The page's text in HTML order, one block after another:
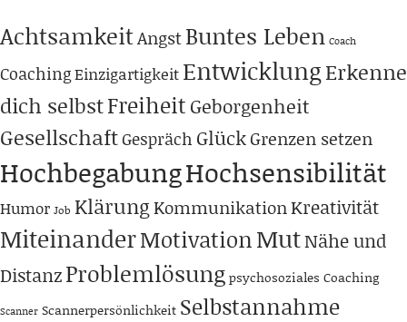
AchtsamkeitAngstBuntes Leben Coach
CoachingEinzigartigkeit EntwicklungErkenne
dich selbstFreiheit Geborgenheit
GesellschaftGespräch GlückGrenzen setzen
HochbegabungHochsensibilität
Humor Job KlärungKommunikationKreativität
MiteinanderMotivationMutNähe und
DistanzProblemlösungpsychosoziales Coaching
Scanner Scannerpersönlichkeit Selbstannahme